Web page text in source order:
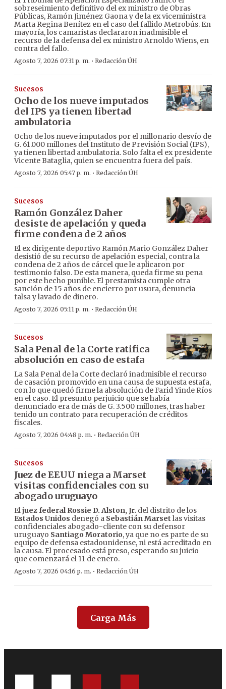
sobreseimiento definitivo del ex ministro de Obras
Públicas, Ramón Jiménez Gaona y de la ex viceministra
Marta Regina Benítez en el caso del fallido Metrobús. En
mayoría, los camaristas declararon inadmisible el
recurso de la defensa del ex ministro Arnoldo Wiens, en
contra del fallo.
Agosto 7, 2026 07:31 p. m. · Redacción ÚH
Sucesos
Ocho de los nueve imputados
del IPS ya tienen libertad
ambulatoria
Ocho de los nueve imputados por el millonario desvío de
G. 61.000 millones del Instituto de Previsión Social (IPS),
ya tienen libertad ambulatoria. Solo falta el ex presidente
Vicente Bataglia, quien se encuentra fuera del país.
Agosto 7, 2026 05:47 p. m. · Redacción ÚH
Sucesos
Ramón González Daher
desiste de apelación y queda
firme condena de 2 años
El ex dirigente deportivo Ramón Mario González Daher
desistió de su recurso de apelación especial, contra la
condena de 2 años de cárcel que le aplicaron por
testimonio falso. De esta manera, queda firme su pena
por este hecho punible. El prestamista cumple otra
sanción de 15 años de encierro por usura, denuncia
falsa y lavado de dinero.
Agosto 7, 2026 05:11 p. m. · Redacción ÚH
Sucesos
Sala Penal de la Corte ratifica
absolución en caso de estafa
La Sala Penal de la Corte declaró inadmisible el recurso
de casación promovido en una causa de supuesta estafa,
con lo que quedó firme la absolución de Farid Yinde Ríos
en el caso. El presunto perjuicio que se había
denunciado era de más de G. 3.500 millones, tras haber
tenido un contrato para recuperación de créditos
fiscales.
Agosto 7, 2026 04:48 p. m. · Redacción ÚH
Sucesos
Juez de EEUU niega a Marset
visitas confidenciales con su
abogado uruguayo
Eljuez federal Rossie D. Alston, Jr. del distrito de los
Estados Unidos denegó a Sebastián Marset las visitas
confidenciales abogado-cliente con su defensor
uruguayo Santiago Moratorio, ya que no es parte de su
equipo de defensa estadounidense, ni está acreditado en
la causa. El procesado está preso, esperando su juicio
que comenzará el 11 de enero.
Agosto 7, 2026 04:16 p. m. · Redacción ÚH
Carga Más